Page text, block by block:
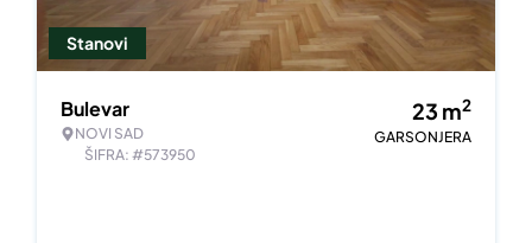
Stanovi
Bulevar
NOVI SAD
ŠIFRA: #573950
23 m2
GARSONJERA